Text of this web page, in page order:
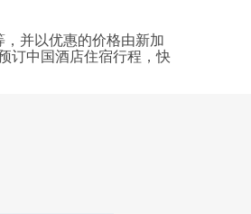
并以优惠的价格由新加
订中国酒店住宿行程，快